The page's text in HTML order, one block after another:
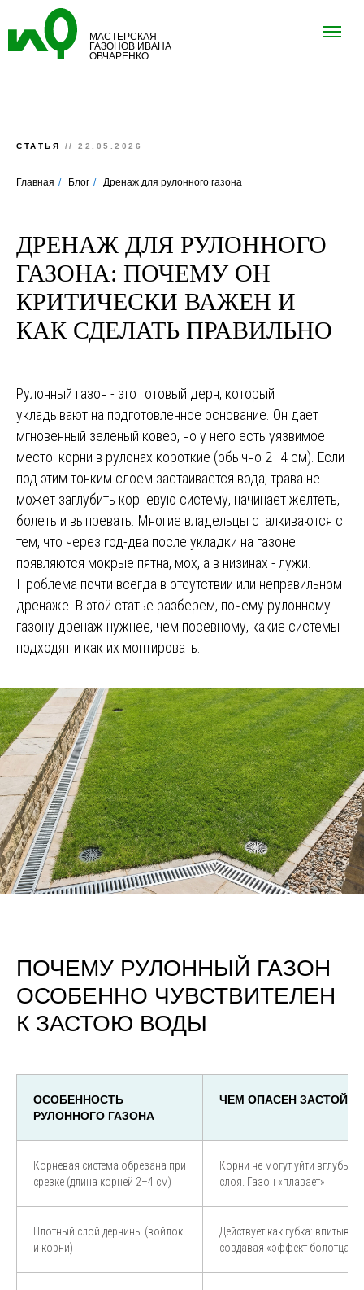
МАСТЕРСКАЯ
ГАЗОНОВ ИВАНА
ОВЧАРЕНКО
СТАТЬЯ // 22.05.2026
Главная / Блог / Дренаж для рулонного газона
ДРЕНАЖ ДЛЯ РУЛОННОГО
ГАЗОНА: ПОЧЕМУ ОН
КРИТИЧЕСКИ ВАЖЕН И
КАК СДЕЛАТЬ ПРАВИЛЬНО
Рулонный газон - это готовый дерн, который
укладывают на подготовленное основание. Он дает
мгновенный зеленый ковер, но у него есть уязвимое
место: корни в рулонах короткие (обычно 2–4 см). Если
под этим тонким слоем застаивается вода, трава не
может заглубить корневую систему, начинает желтеть,
болеть и выпревать. Многие владельцы сталкиваются с
тем, что через год-два после укладки на газоне
появляются мокрые пятна, мох, а в низинах - лужи.
Проблема почти всегда в отсутствии или неправильном
дренаже. В этой статье разберем, почему рулонному
газону дренаж нужнее, чем посевному, какие системы
подходят и как их монтировать.
ПОЧЕМУ РУЛОННЫЙ ГАЗОН
ОСОБЕННО ЧУВСТВИТЕЛЕН
К ЗАСТОЮ ВОДЫ
ОСОБЕННОСТЬ
РУЛОННОГО ГАЗОНА
ЧЕМ ОПАСЕН ЗАСТОЙ
Корневая система обрезана при
срезке (длина корней 2–4 см)
Корни не могут уйти вглубь
слоя. Газон «плавает»
Плотный слой дернины (войлок
и корни)
Действует как губка:
создавая «эффект болотца»